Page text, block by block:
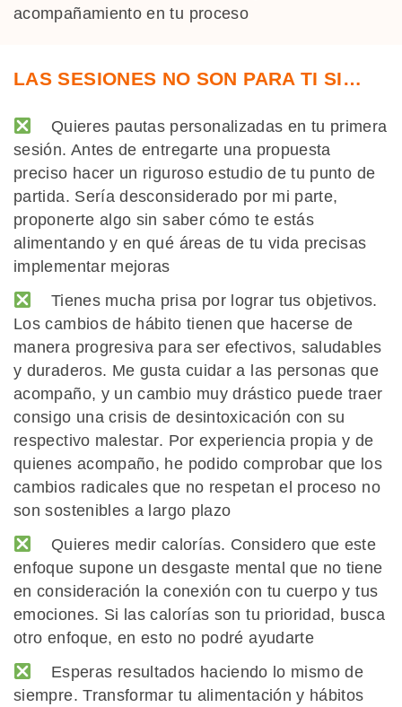
acompañamiento en tu proceso
LAS SESIONES NO SON PARA TI SI…
Quieres pautas personalizadas en tu primera
sesión. Antes de entregarte una propuesta
preciso hacer un riguroso estudio de tu punto de
partida. Sería desconsiderado por mi parte,
proponerte algo sin saber cómo te estás
alimentando y en qué áreas de tu vida precisas
implementar mejoras
Tienes mucha prisa por lograr tus objetivos.
Los cambios de hábito tienen que hacerse de
manera progresiva para ser efectivos, saludables
y duraderos. Me gusta cuidar a las personas que
acompaño, y un cambio muy drástico puede traer
consigo una crisis de desintoxicación con su
respectivo malestar. Por experiencia propia y de
quienes acompaño, he podido comprobar que los
cambios radicales que no respetan el proceso no
son sostenibles a largo plazo
Quieres medir calorías. Considero que este
enfoque supone un desgaste mental que no tiene
en consideración la conexión con tu cuerpo y tus
emociones. Si las calorías son tu prioridad, busca
otro enfoque, en esto no podré ayudarte
Esperas resultados haciendo lo mismo de
siempre. Transformar tu alimentación y hábitos